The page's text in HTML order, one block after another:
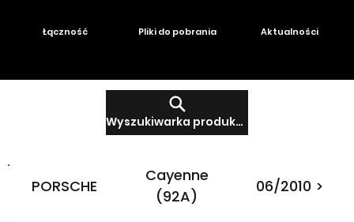
Wyszukiwarka produktów
Łączność Pliki do pobrania Aktualności
PORSCHE
Cayenne
(92A)
06/2010 >